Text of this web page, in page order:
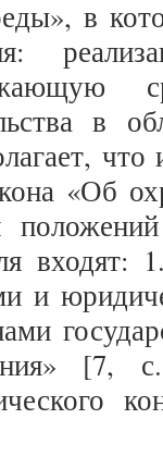
в
в
что
«Об
и